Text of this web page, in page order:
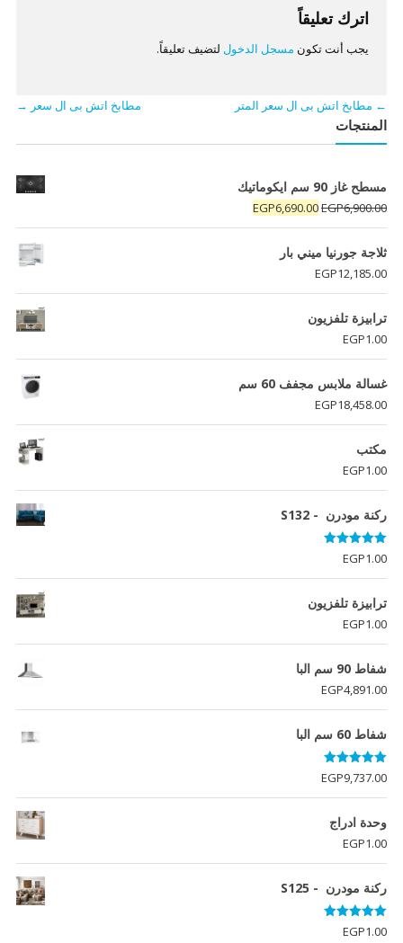
اترك تعليقاً
يجب أنت تكون مسجل الدخول لتضيف تعليقاً.
← مطابخ اتش بى ال سعر المتر مطابخ اتش بى ال سعر →
المنتجات
مسطح غاز 90 سم ايكوماتيك
EGP6,900.00
السعر
الأصلي
هو:
EGP6,900.00.
EGP6,690.00
السعر
الحالي
ثلاجة جورنيا ميني بار
EGP12,185.00
ترابيزة تلفزيون
EGP1.00
غسالة ملابس مجفف 60 سم
EGP18,458.00
مكتب
EGP1.00
ركنة مودرن - S132
تم التقييم
5.00
من 5
EGP1.00
ترابيزة تلفزيون
EGP1.00
شفاط 90 سم البا
EGP4,891.00
شفاط 60 سم البا
تم التقييم
5.00 من 5EGP9,737.00
وحدة ادراج
EGP1.00
ركنة مودرن - S125
تم التقييم
5.00
من 5
EGP1.00